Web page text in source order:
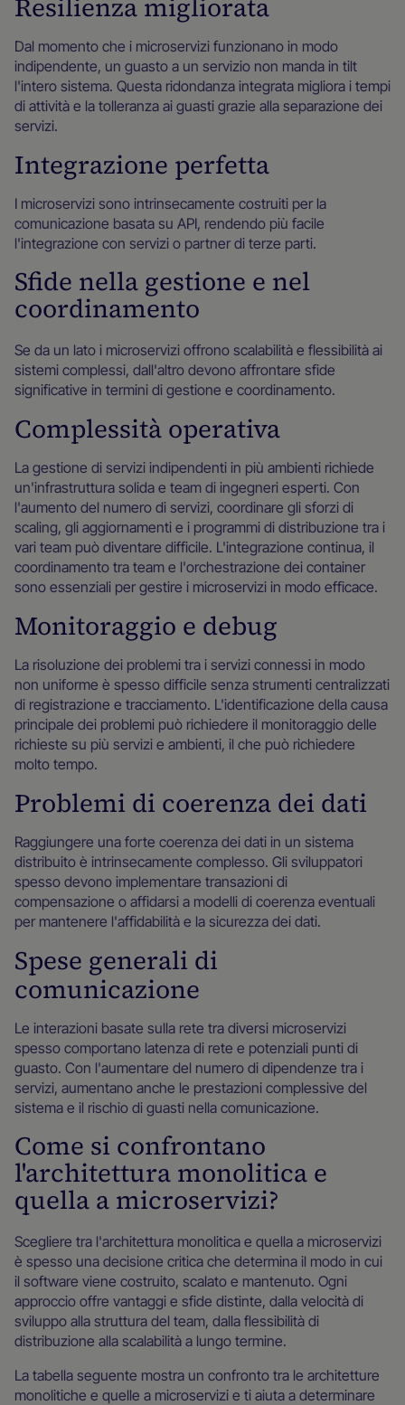
Resilienza migliorata
Dal momento che i microservizi funzionano in modo
indipendente, un guasto a un servizio non manda in tilt
l'intero sistema. Questa ridondanza integrata migliora i tempi
di attività e la tolleranza ai guasti grazie alla separazione dei
servizi.
Integrazione perfetta
I microservizi sono intrinsecamente costruiti per la
comunicazione basata su API, rendendo più facile
l'integrazione con servizi o partner di terze parti.
Sfide nella gestione e nel
coordinamento
Se da un lato i microservizi offrono scalabilità e flessibilità ai
sistemi complessi, dall'altro devono affrontare sfide
significative in termini di gestione e coordinamento.
Complessità operativa
La gestione di servizi indipendenti in più ambienti richiede
un'infrastruttura solida e team di ingegneri esperti. Con
l'aumento del numero di servizi, coordinare gli sforzi di
scaling, gli aggiornamenti e i programmi di distribuzione tra i
vari team può diventare difficile. L'integrazione continua, il
coordinamento tra team e l'orchestrazione dei container
sono essenziali per gestire i microservizi in modo efficace.
Monitoraggio e debug
La risoluzione dei problemi tra i servizi connessi in modo
non uniforme è spesso difficile senza strumenti centralizzati
di registrazione e tracciamento. L'identificazione della causa
principale dei problemi può richiedere il monitoraggio delle
richieste su più servizi e ambienti, il che può richiedere
molto tempo.
Problemi di coerenza dei dati
Raggiungere una forte coerenza dei dati in un sistema
distribuito è intrinsecamente complesso. Gli sviluppatori
spesso devono implementare transazioni di
compensazione o affidarsi a modelli di coerenza eventuali
per mantenere l'affidabilità e la sicurezza dei dati.
Spese generali di
comunicazione
Le interazioni basate sulla rete tra diversi microservizi
spesso comportano latenza di rete e potenziali punti di
guasto. Con l'aumentare del numero di dipendenze tra i
servizi, aumentano anche le prestazioni complessive del
sistema e il rischio di guasti nella comunicazione.
Come si confrontano
l'architettura monolitica e
quella a microservizi?
Scegliere tra l'architettura monolitica e quella a microservizi
è spesso una decisione critica che determina il modo in cui
il software viene costruito, scalato e mantenuto. Ogni
approccio offre vantaggi e sfide distinte, dalla velocità di
sviluppo alla struttura del team, dalla flessibilità di
distribuzione alla scalabilità a lungo termine.
La tabella seguente mostra un confronto tra le architetture
monolitiche e quelle a microservizi e ti aiuta a determinare